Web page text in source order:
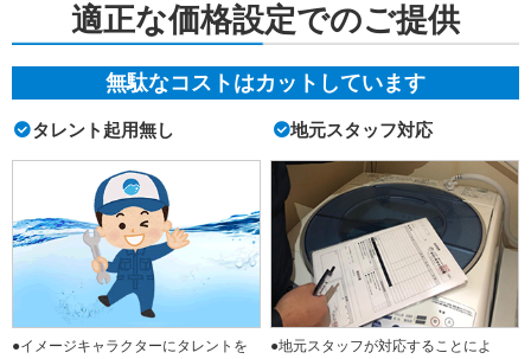
適正な価格設定でのご提供
無駄なコストはカットしています
タレント起用無し
●イメージキャラクターにタレントを
地元スタッフ対応
●地元スタッフが対応することによ